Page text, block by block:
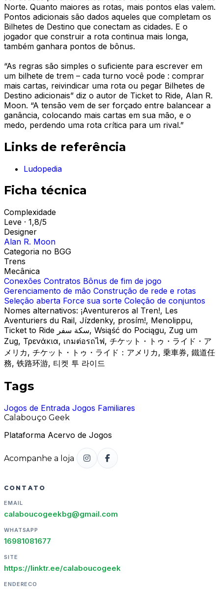
Norte. Quanto maiores as rotas, mais pontos elas valem.
Pontos adicionais são dados aqueles que completam os
Bilhetes de Destino que conectam as cidades. E o
jogador que construir a rota continua mais longa,
também ganhara pontos de bônus.
“As regras são simples o suficiente para escrever em
um bilhete de trem – cada turno você pode : comprar
mais cartas, reivindicar uma rota ou pegar Bilhetes de
Destino adicionais” diz o autor de Ticket to Ride, Alan R.
Moon. “A tensão vem de ser forçado entre balancear a
ganância, colocando mais cartas em sua mão, e o
medo, perdendo uma rota crítica para um rival.”
Links de referência
Ludopedia
Ficha técnica
Complexidade
Leve · 1,8/5
Designer
Alan R. Moon
Categoria no BGG
Trens
Mecânica
Conexões Contratos Bônus de fim de jogo
Gerenciamento de mão Construção de rede e rotas
Seleção aberta Force sua sorte Coleção de conjuntos
Nomes alternativos: ¡Aventureros al Tren!, Les
Aventuriers du Rail, Jízdenky, prosím!, Menolippu,
Ticket to Ride سكة سفر, Wsiąść do Pociągu, Zug um
Zug, Τρενάκια, เกมต่อรถไฟ, チケット・トゥ・ライド・ア
メリカ, チケット・トゥ・ライド：アメリカ, 乗車券, 鐵道任
務, 铁路环游, 티켓 투 라이드
Tags
Jogos de Entrada Jogos Familiares
Calabouço Geek
Plataforma Acervo de Jogos
Acompanhe a loja
CONTATO
EMAIL
calaboucogeekbg@gmail.com
WHATSAPP
16981081677
SITE
https://linktr.ee/calaboucogeek
ENDERECO